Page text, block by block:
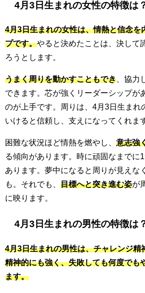
4月3日生まれの女性の特徴は
4月3日生まれの女性は、情熱と信念を
プです。やると決めたことは、決して
ろうとします。
うまく周りを動かすこともでき 、協力
できます。芯が強くリーダーシップが
のが上手です。周りは、4月3日生まれ
いけると信頼し、支えになってくれま
困難な状況ほど情熱を燃やし、 意志強
る傾向があります。時に頑固なまでに
あります。夢中になると周りが見えな
も。それでも、 目標へと突き進む姿が
に映ります。
4月3日生まれの男性の特徴は
4月3日生まれの男性は、チャレンジ精
精神的にも強く、失敗しても何度でも
ます。